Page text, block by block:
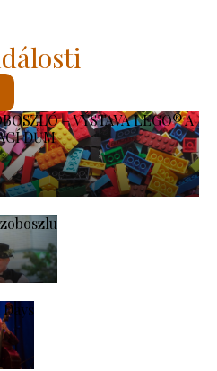
– VÝSTAVA LEGO® A
DŮM